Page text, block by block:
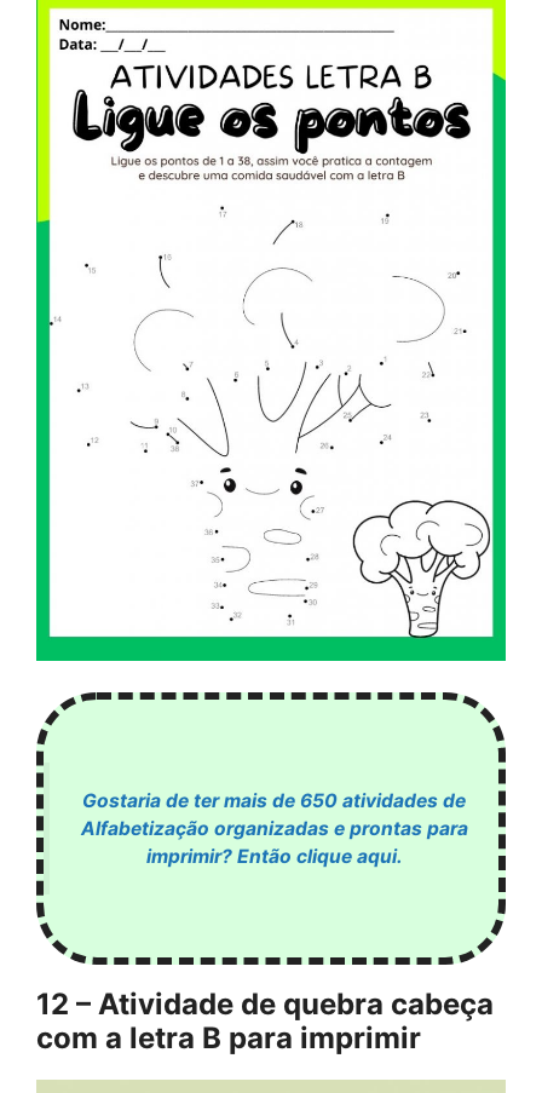
Gostaria de ter mais de 650 atividades de
Alfabetização organizadas e prontas para
imprimir? Então clique aqui.
12 – Atividade de quebra cabeça
com a letra B para imprimir